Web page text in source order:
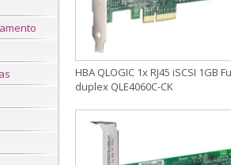
HBA QLOGIC 1x RJ45 iSCSI 1GB
duplex QLE4060C-CK